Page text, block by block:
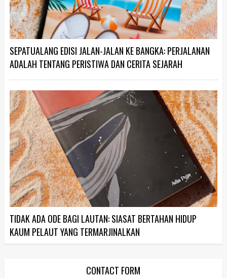
SEPATUALANG EDISI JALAN-JALAN KE BANGKA: PERJALANAN
ADALAH TENTANG PERISTIWA DAN CERITA SEJARAH
TIDAK ADA ODE BAGI LAUTAN: SIASAT BERTAHAN HIDUP
KAUM PELAUT YANG TERMARJINALKAN
CONTACT FORM